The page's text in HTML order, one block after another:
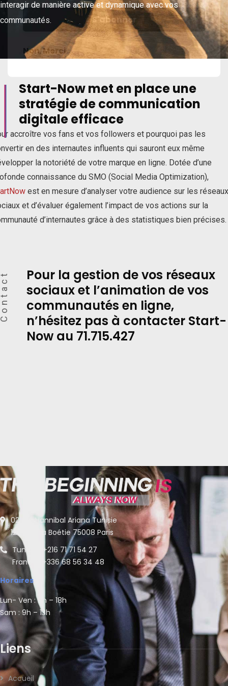
interagir de manière active et dynamique avec vos
communautés.
Start-Now met en place une
stratégie de communication
digitale efficace
accroître vos fans et vos followers et pourquoi pas les
en des internautes influents qui sauront eux même
la notoriété de votre marque en ligne. Dotée d’une
connaissance du SMO (Social Media Optimization),
est en mesure d’analyser votre audience sur les réseaux
et d’évaluer également l’impact de vos actions sur la
d’internautes grâce à des statistiques bien précises.
Pour la gestion de vos réseaux
sociaux et l’animation de vos
communautés en ligne,
n’hésitez pas à contacter Start-
Now au 71.715.427
02 rue Hannibal Ariana Tunisie
128 Rue La Boétie 75008 Paris
Tunisie : +216 71 71 54 27
France : +336 68 56 34 48
Horaires
Lun- Ven : 9h – 18h
Sam : 9h – 13h
Liens
Accueil
Non, Merci